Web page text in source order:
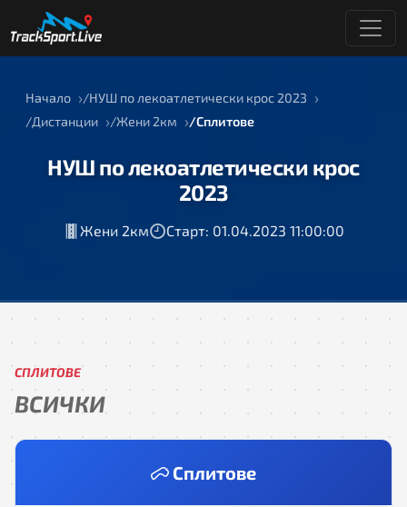
Начало
НУШ по лекоатлетически крос 2023
Дистанции
Жени 2км Сплитове
НУШ по лекоатлетически крос
2023
Жени 2км Старт: 01.04.2023 11:00:00
СПЛИТОВЕ
ВСИЧКИ
Сплитове